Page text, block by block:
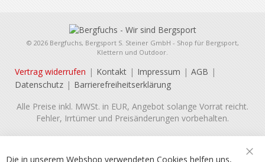
© 2026 Bergfuchs, Bergsport S. Steiner GmbH - Shop für Bergsport,
Klettern und Outdoor.
Vertrag widerrufen Kontakt Impressum
AGB
Datenschutz
Barrierefreiheitserklärung
Alle Preise inkl. MWSt. in EUR, Angebot solange Vorrat reicht.
Fehler, Irrtümer und Preisänderungen vorbehalten.
Die in unserem Webshop verwendeten Cookies helfen uns,